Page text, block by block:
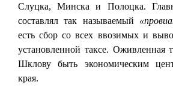
Слуцка, Минска и Полоцка.
составлял так называемый
есть сбор со всех ввозимых и
установленной таксе. Оживленная
Шклову быть экономическим
края.